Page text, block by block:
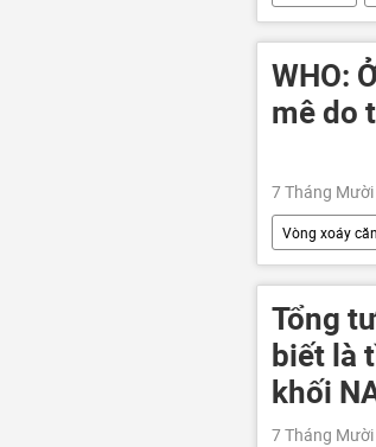
WHO:
mê do
7 Tháng
Vòng xoáy
xung đột
Tổng
biết là
khối
7 Tháng